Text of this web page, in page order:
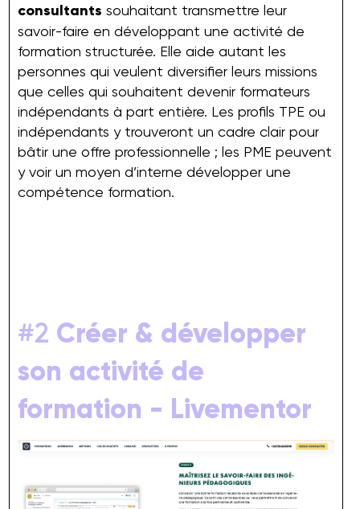
consultants souhaitant transmettre leur
savoir-faire en développant une activité de
formation structurée. Elle aide autant les
personnes qui veulent diversifier leurs missions
que celles qui souhaitent devenir formateurs
indépendants à part entière. Les profils TPE ou
indépendants y trouveront un cadre clair pour
bâtir une offre professionnelle ; les PME peuvent
y voir un moyen d’interne développer une
compétence formation.
#2 Créer & développer
son activité de
formation - Livementor